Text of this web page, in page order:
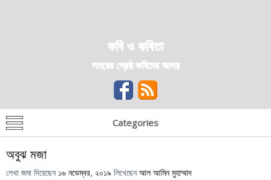
কবি ও কবিতা
সময়ের শ্রেষ্ঠ কবিদের আসর
Categories
অবুঝ মজা
লেখা জমা দিয়েছেন ১৬ নভেম্বর, ২০১৯ লিখেছেন আল আমিন মুহাম্মাদ